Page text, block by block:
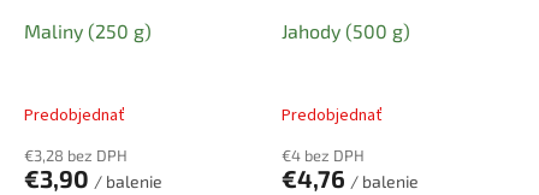
Maliny (250 g)
Predobjednať
€3,28 bez DPH
€3,90 / balenie
Jahody (500 g)
Predobjednať
€4 bez DPH
€4,76 / balenie